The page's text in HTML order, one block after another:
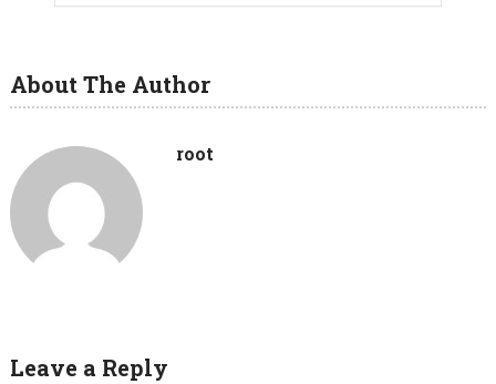
About The Author
root
Leave a Reply